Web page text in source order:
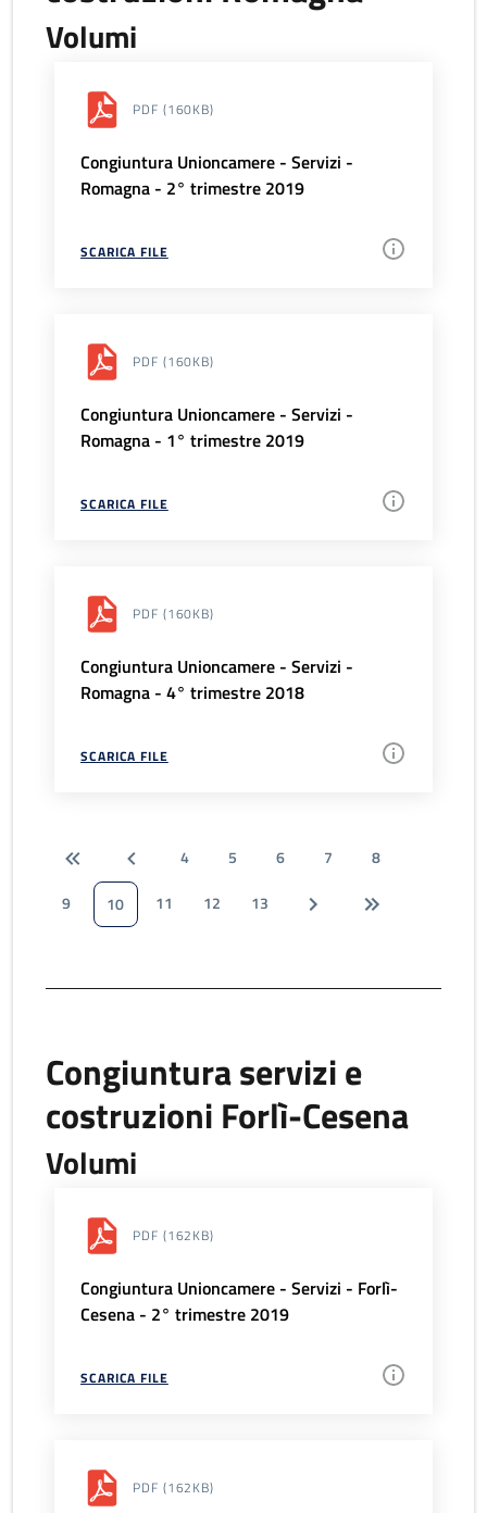
Volumi
PDF (160KB)
Congiuntura Unioncamere - Servizi -
Romagna - 2° trimestre 2019
SCARICA FILE
PDF (160KB)
Congiuntura Unioncamere - Servizi -
Romagna - 1° trimestre 2019
SCARICA FILE
PDF (160KB)
Congiuntura Unioncamere - Servizi -
Romagna - 4° trimestre 2018
SCARICA FILE
4 5 6 7
8
9
10 11 12 13
Congiuntura servizi e
costruzioni Forlì-Cesena
Volumi
PDF (162KB)
Congiuntura Unioncamere - Servizi - Forlì-
Cesena - 2° trimestre 2019
SCARICA FILE
PDF (162KB)